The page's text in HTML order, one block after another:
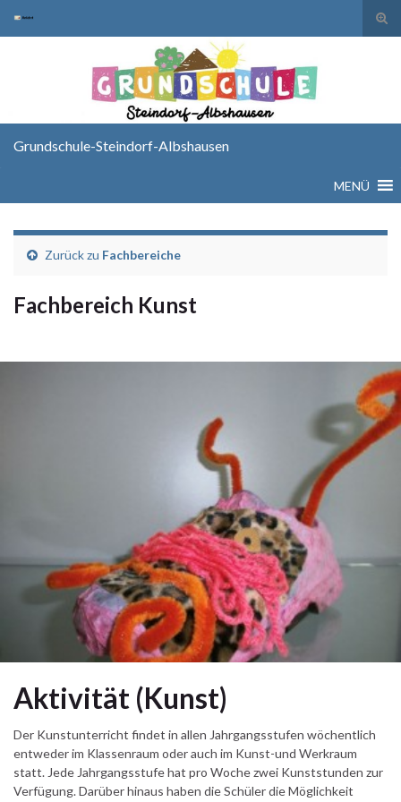
Search for:
Grundschule-Steindorf-Albshausen
MENÜ
Zurück zu Fachbereiche
Fachbereich Kunst
Aktivität (Kunst)
Der Kunstunterricht findet in allen Jahrgangsstufen wöchentlich
entweder im Klassenraum oder auch im Kunst-und Werkraum
statt. Jede Jahrgangsstufe hat pro Woche zwei Kunststunden zur
Verfügung. Darüber hinaus haben die Schüler die Möglichkeit